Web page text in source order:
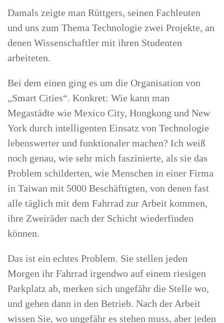
Damals zeigte man Rüttgers, seinen Fachleuten
und uns zum Thema Technologie zwei Projekte, an
denen Wissenschaftler mit ihren Studenten
arbeiteten.
Bei dem einen ging es um die Organisation von
„Smart Cities“. Konkret: Wie kann man
Megastädte wie Mexico City, Hongkong und New
York durch intelligenten Einsatz von Technologie
lebenswerter und funktionaler machen? Ich weiß
noch genau, wie sehr mich faszinierte, als sie das
Problem schilderten, wie Menschen in einer Firma
in Taiwan mit 5000 Beschäftigten, von denen fast
alle täglich mit dem Fahrrad zur Arbeit kommen,
ihre Zweiräder nach der Schicht wiederfinden
können.
Das ist ein echtes Problem. Sie stellen jeden
Morgen ihr Fahrrad irgendwo auf einem riesigen
Parkplatz ab, merken sich ungefähr die Stelle wo,
und gehen dann in den Betrieb. Nach der Arbeit
wissen Sie, wo ungefähr es stehen muss, aber jeden